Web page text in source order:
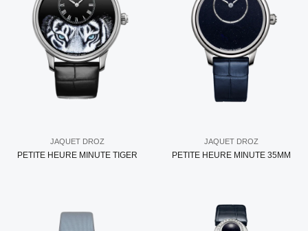
JAQUET DROZ
PETITE HEURE MINUTE TIGER
JAQUET DROZ
PETITE HEURE MINUTE 35MM